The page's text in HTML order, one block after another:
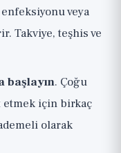
veya
Takviye, teşhis ve
başlayın. Çoğu
etmek için birkaç
olarak